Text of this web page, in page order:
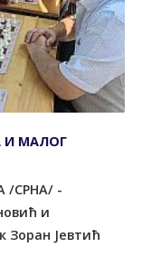
И МАЛОГ
/СРНА/ -
и
Зоран Јевтић